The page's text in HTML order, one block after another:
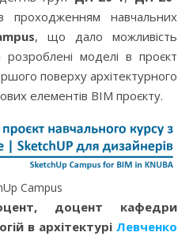
навчальних
, що дало можливість
моделі в проєкт
поверху архітектурного
елементів ВІМ проєкту.
Campus
доцент кафедри
в архітектурі Левченко